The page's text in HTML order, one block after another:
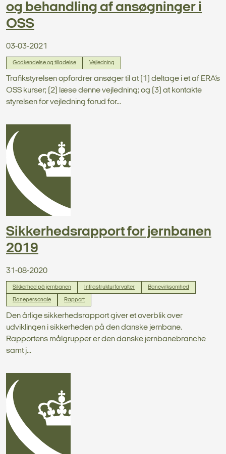
og behandling af ansøgninger i
OSS
03-03-2021
Godkendelse og tilladelse Vejledning
Trafikstyrelsen opfordrer ansøger til at (1) deltage i et af ERA’s
OSS kurser; (2) læse denne vejledning; og (3) at kontakte
styrelsen for vejledning forud for...
Sikkerhedsrapport for jernbanen
2019
31-08-2020
Sikkerhed på jernbanen Infrastrukturforvalter Banevirksomhed
Banepersonale Rapport
Den årlige sikkerhedsrapport giver et overblik over
udviklingen i sikkerheden på den danske jernbane.
Rapportens målgrupper er den danske jernbanebranche
samt j...